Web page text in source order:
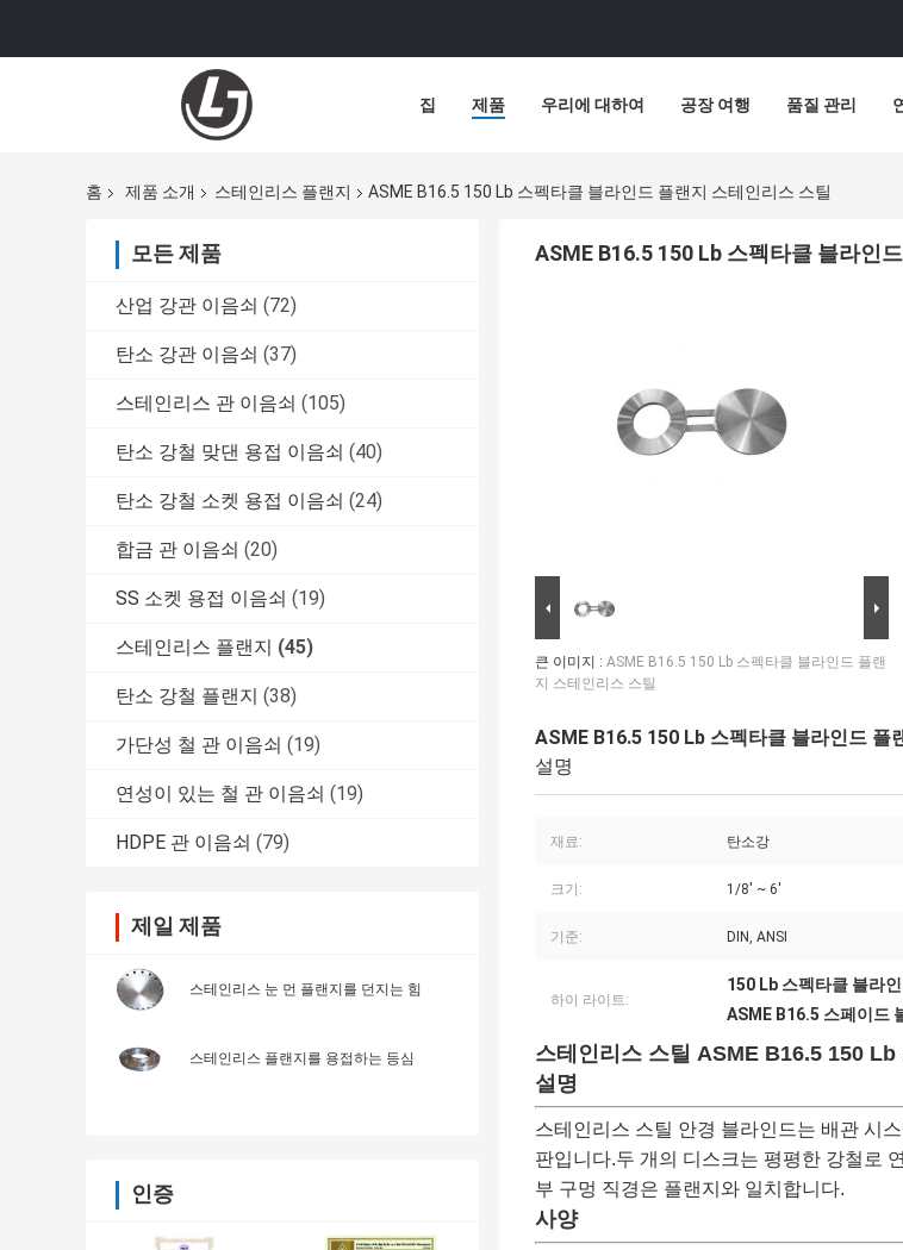
집 제품 우리에 대하여 공장 여행 품질 관리
홈 제품 소개 스테인리스 플랜지 ASME B16.5 150 Lb 스펙타클 블라인드 플랜지 스테인리스 스틸
모든 제품
산업 강관 이음쇠 (72)
탄소 강관 이음쇠 (37)
스테인리스 관 이음쇠 (105)
탄소 강철 맞댄 용접 이음쇠 (40)
탄소 강철 소켓 용접 이음쇠 (24)
합금 관 이음쇠 (20)
SS 소켓 용접 이음쇠 (19)
스테인리스 플랜지 (45)
탄소 강철 플랜지 (38)
가단성 철 관 이음쇠 (19)
연성이 있는 철 관 이음쇠 (19)
HDPE 관 이음쇠 (79)
제일 제품
스테인리스 눈 먼 플랜지를 던지는 힘
스테인리스 플랜지를 용접하는 등심
인증
ASME B16.5 150 Lb 스펙타클 블라인
큰 이미지 : ASME B16.5 150 Lb 스펙타클 블라인드 플랜
지 스테인리스 스틸
ASME B16.5 150 Lb 스펙타클 블라인드 플
설명
재료: 탄소강
크기: 1/8' ~ 6'
기준: DIN, ANSI
하이 라이트:
150 Lb 스펙타클 블라인
ASME B16.5 스페이드
스테인리스 스틸 ASME B16.5 150
설명
스테인리스 스틸 안경 블라인드는 배관 시
판입니다.두 개의 디스크는 평평한 강철로
부 구멍 직경은 플랜지와 일치합니다.
사양